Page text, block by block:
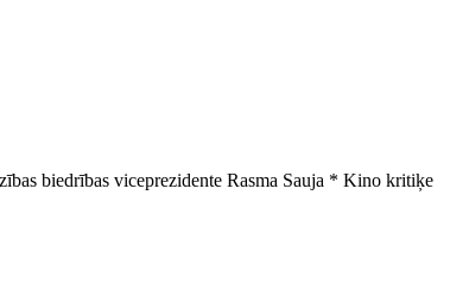
biedrības viceprezidente Rasma Sauja * Kino kritiķe